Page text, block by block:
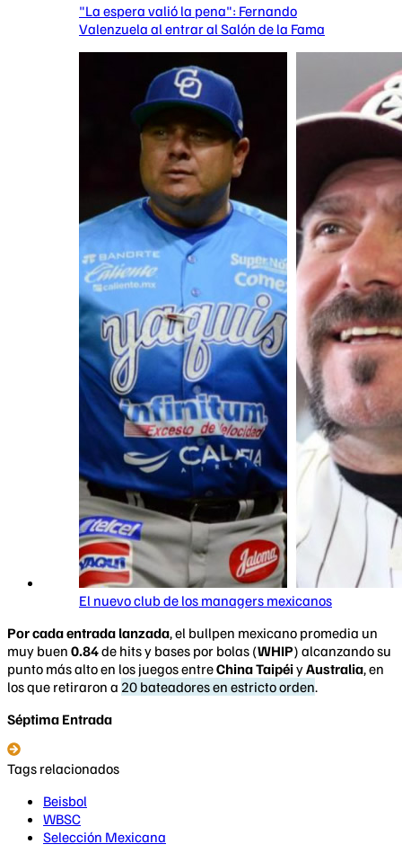
"La espera valió la pena": Fernando
Valenzuela al entrar al Salón de la Fama
El nuevo club de los managers mexicanos
Por cada entrada lanzada, el bullpen mexicano promedia un
muy buen 0.84de hits y bases por bolas (WHIP) alcanzando su
punto más alto en los juegos entreChina TaipéiyAustralia, en
los que retiraron a 20 bateadores en estricto orden.
Séptima Entrada
Tags relacionados
Beisbol
WBSC
Selección Mexicana